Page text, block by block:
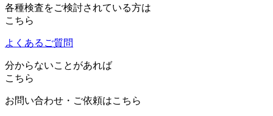
各種検査をご検討されている方は
こちら
よくあるご質問
分からないことがあれば
こちら
お問い合わせ・ご依頼はこちら